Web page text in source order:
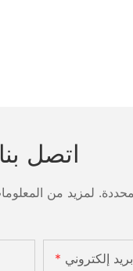
اتصل بنا
بريد إلكتروني